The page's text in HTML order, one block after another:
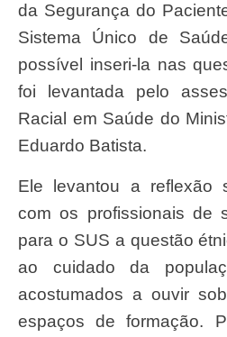
da Segurança do
Sistema Único de
possível inseri-la nas
foi levantada pelo
Racial em Saúde do
Eduardo Batista.
Ele levantou a reflexão sobre como discutir
com os profissionais de
para o SUS a questão
ao cuidado da
acostumados a ouvir
espaços de formação.